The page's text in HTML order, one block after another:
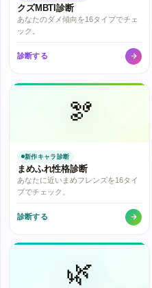
クズMBTI診断
あなたのダメ傾向を16タイプでチェ
ック。
診断する
🫘
新作キャラ診断
まめふれ性格診断
あなたに近いまめフレンズを16タイ
プでチェック。
診断する
🌿